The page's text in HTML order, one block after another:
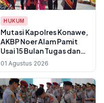
HUKUM
Mutasi Kapolres Konawe,
AKBP Noer Alam Pamit
Usai 15 Bulan Tugas dan
Berhasil Redam Konflik
Lahan di Tawamelewe
01 Agustus 2026